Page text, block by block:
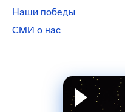
Наши победы
СМИ о нас